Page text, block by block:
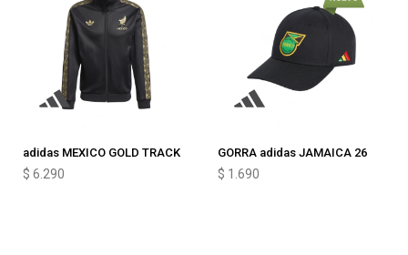
adidas MEXICO GOLD TRACK
$ 6.290
GORRA adidas JAMAICA 26
$ 1.690